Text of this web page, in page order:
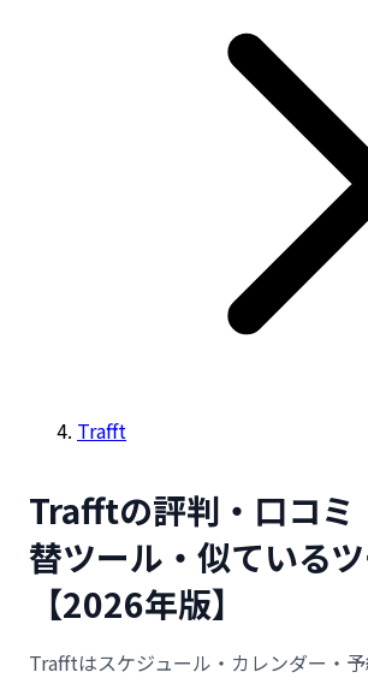
Trafft
Trafftの評判・口コミ
替ツール・似ている
【2026年版】
Trafftはスケジュール・カレンダー・